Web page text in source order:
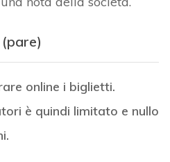
online i biglietti.
è quindi limitato e nullo